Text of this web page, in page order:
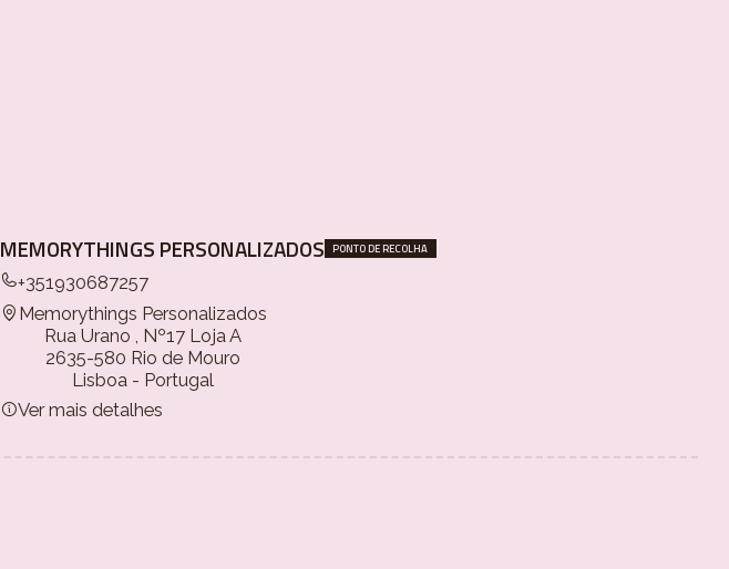
MEMORYTHINGS PERSONALIZADOS PONTO DE RECOLHA
+351930687257
Memorythings Personalizados
Rua Urano , Nº17 Loja A
2635-580 Rio de Mouro
Lisboa - Portugal
Ver mais detalhes